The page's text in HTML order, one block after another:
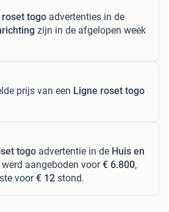
roset togo advertenties in de
zijn in de afgelopen week
prijs van een Ligne roset togo
togo advertentie in de Huis en
aangeboden voor€ 6.800,
voor€ 12 stond.